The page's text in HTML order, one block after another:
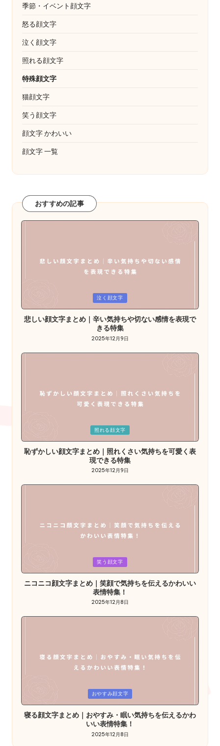
季節・イベント顔文字
怒る顔文字
泣く顔文字
照れる顔文字
特殊顔文字
猫顔文字
笑う顔文字
顔文字 かわいい
顔文字 一覧
おすすめの記事
in
泣く顔文字
悲しい顔文字まとめ｜辛い気持ちや切ない感情を表現で
きる特集
2025年12月9日
in
照れる顔文字
恥ずかしい顔文字まとめ｜照れくさい気持ちを可愛く表
現できる特集
2025年12月9日
in
笑う顔文字
ニコニコ顔文字まとめ｜笑顔で気持ちを伝えるかわいい
表情特集！
2025年12月8日
in
おやすみ顔文字
寝る顔文字まとめ｜おやすみ・眠い気持ちを伝えるかわ
いい表情特集！
2025年12月8日